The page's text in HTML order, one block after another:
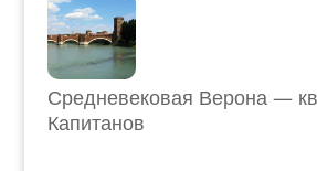
Средневековая Верона —
Капитанов